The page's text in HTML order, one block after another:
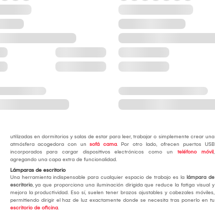
utilizadas en dormitorios y salas de estar para leer, trabajar o simplemente crear una
atmósfera acogedora con un sofá cama. Por otro lado, ofrecen puertos USB
incorporados para cargar dispositivos electrónicos como un teléfono móvil,
agregando una capa extra de funcionalidad.
Lámparas de escritorio
Una herramienta indispensable para cualquier espacio de trabajo es la lámpara de
escritorio, ya que proporciona una iluminación dirigida que reduce la fatiga visual y
mejora la productividad. Eso sí, suelen tener brazos ajustables y cabezales móviles,
permitiendo dirigir el haz de luz exactamente donde se necesita tras ponerlo en tu
escritorio de oficina.